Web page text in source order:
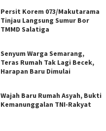
Persit Korem 073/Makutarama
Tinjau Langsung Sumur Bor
TMMD Salatiga
Senyum Warga Semarang,
Teras Rumah Tak Lagi Becek,
Harapan Baru Dimulai
Wajah Baru Rumah Asyah, Bukti
Kemanunggalan TNI-Rakyat